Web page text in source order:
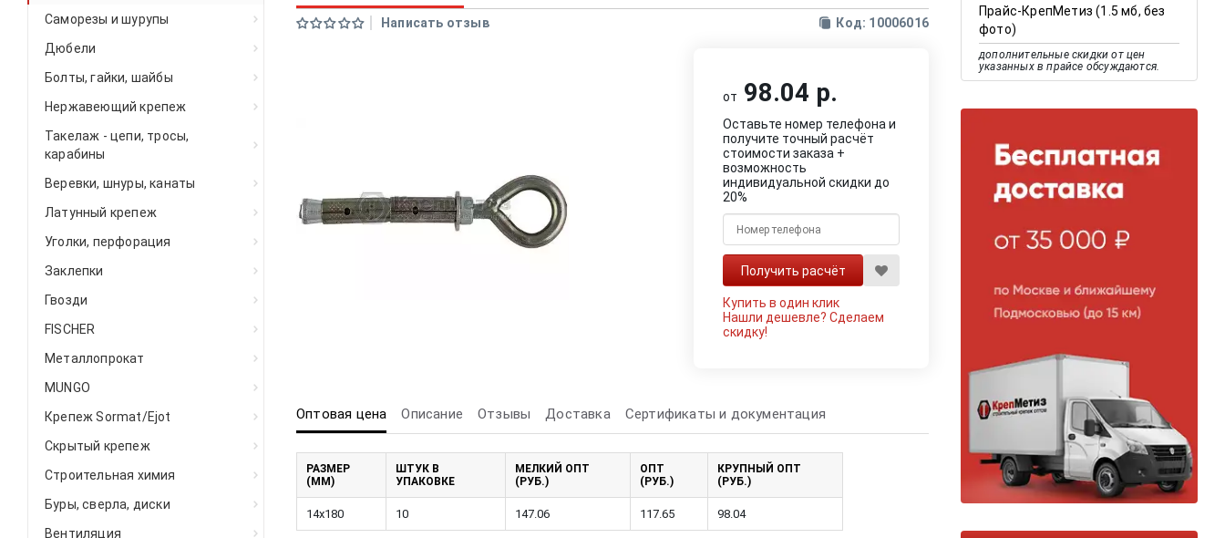
Саморезы и шурупы
Дюбели
Болты, гайки, шайбы
Нержавеющий крепеж
Такелаж - цепи, тросы,
карабины
Веревки, шнуры, канаты
Латунный крепеж
Уголки, перфорация
Заклепки
Гвозди
FISCHER
Металлопрокат
MUNGO
Крепеж Sormat/Ejot
Скрытый крепеж
Строительная химия
Буры, сверла, диски
Вентиляция
Прайс-КрепМетиз (1.5 мб, без
фото)
дополнительные скидки от цен
указанных в прайсе обсуждаются.
Написать отзыв Код: 10006016
от 98.04 р.
Оставьте номер телефона и
получите точный расчёт
стоимости заказа +
возможность
индивидуальной скидки до
20%
Купить в один клик
Нашли дешевле?Сделаем
скидку!
Оптовая цена Описание Отзывы Доставка Сертификаты и документация
РАЗМЕР
(ММ)
ШТУК В
УПАКОВКЕ
МЕЛКИЙ ОПТ
(РУБ.)
ОПТ
(РУБ.)
КРУПНЫЙ ОПТ
(РУБ.)
14х180 10 147.06 117.65 98.04